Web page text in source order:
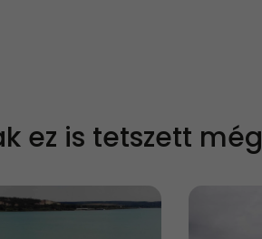
ez is tetszett még